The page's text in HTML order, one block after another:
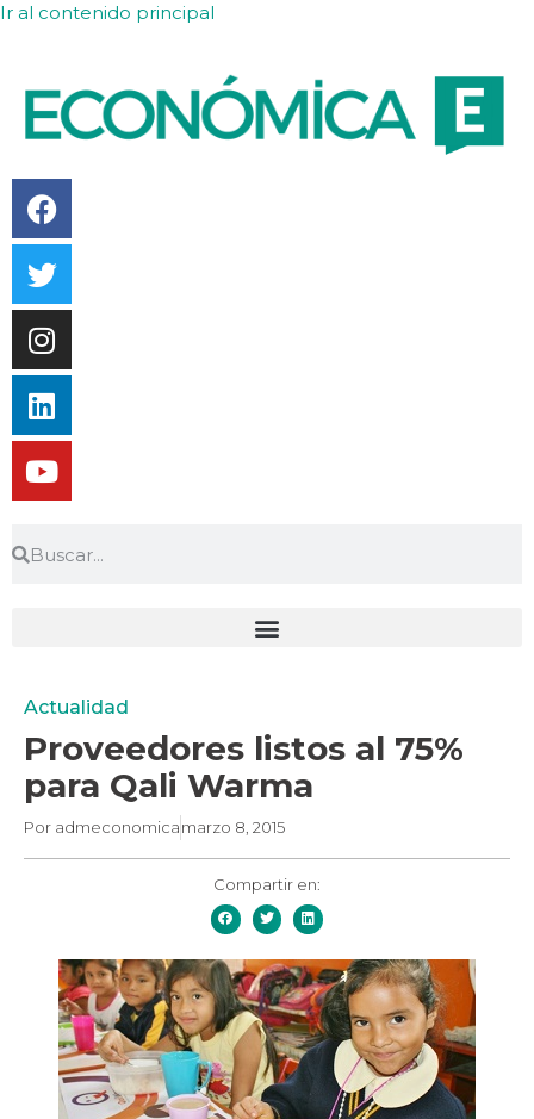
Ir al contenido principal
Actualidad
Proveedores listos al 75%
para Qali Warma
Por admeconomicamarzo 8, 2015
Compartir en: